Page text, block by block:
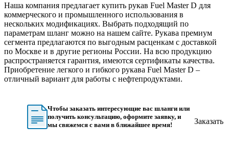
Наша компания предлагает купить рукав Fuel Master D для
коммерческого и промышленного использования в
нескольких модификациях. Выбрать подходящий по
параметрам шланг можно на нашем сайте. Рукава премиум
сегмента предлагаются по выгодным расценкам с доставкой
по Москве и в другие регионы России. На всю продукцию
распространяется гарантия, имеются сертификаты качества.
Приобретение легкого и гибкого рукава Fuel Master D –
отличный вариант для работы с нефтепродуктами.
Чтобы заказать интересующие вас шланги или
получить консультацию, оформите заявку, и
мы свяжемся с вами в ближайшее время!
Заказать